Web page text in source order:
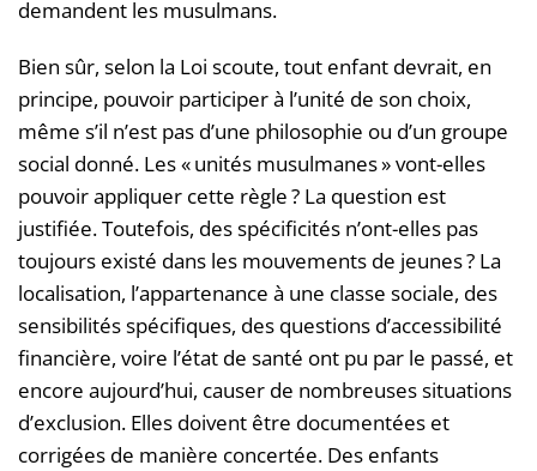
demandent les musulmans.
Bien sûr, selon la Loi scoute, tout enfant devrait, en
principe, pouvoir participer à l’unité de son choix,
même s’il n’est pas d’une philosophie ou d’un groupe
social donné. Les « unités musulmanes » vont-elles
pouvoir appliquer cette règle ? La question est
justifiée. Toutefois, des spécificités n’ont-elles pas
toujours existé dans les mouvements de jeunes ? La
localisation, l’appartenance à une classe sociale, des
sensibilités spécifiques, des questions d’accessibilité
financière, voire l’état de santé ont pu par le passé, et
encore aujourd’hui, causer de nombreuses situations
d’exclusion. Elles doivent être documentées et
corrigées de manière concertée. Des enfants